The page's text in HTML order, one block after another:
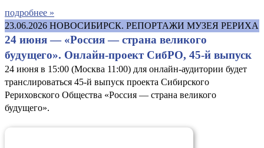
подробнее »
23.06.2026 НОВОСИБИРСК. РЕПОРТАЖИ МУЗЕЯ РЕРИХА
24 июня — «Россия — страна великого
будущего». Онлайн-проект СибРО, 45-й выпуск
24 июня в 15:00 (Москва 11:00) для онлайн-аудитории будет
транслироваться 45-й выпуск проекта Сибирского
Рериховского Общества «Россия — страна великого
будущего».